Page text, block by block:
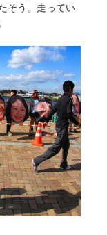
そう。走ってい